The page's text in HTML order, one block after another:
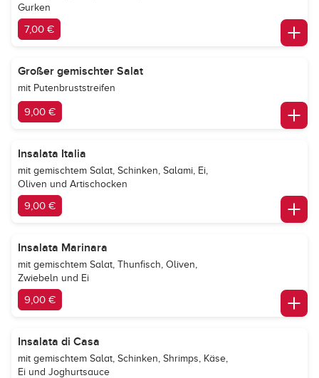
Gurken
7,00 €
Großer gemischter Salat
mit Putenbruststreifen
9,00 €
Insalata Italia
mit gemischtem Salat, Schinken, Salami, Ei,
Oliven und Artischocken
9,00 €
Insalata Marinara
mit gemischtem Salat, Thunfisch, Oliven,
Zwiebeln und Ei
9,00 €
Insalata di Casa
mit gemischtem Salat, Schinken, Shrimps, Käse,
Ei und Joghurtsauce